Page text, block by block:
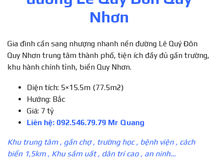
Nhơn
Gia đình cần sang nhượng nhanh nền đường Lê Quý Đôn
Quy Nhơn trung tâm thành phố, tiện ích đầy đủ gần trường,
khu hành chính tỉnh, biển Quy Nhơn.
Diện tích: 5×15.5m (77.5m2)
Hướng: Bắc
Giá: 7 tỷ
Liên hệ: 092.546.79.79 Mr Quang
Khu trung tâm , gần chợ , trường học , bệnh viện , cách
biển 1,5km , Khu sầm uất , dân trí cao , an ninh…